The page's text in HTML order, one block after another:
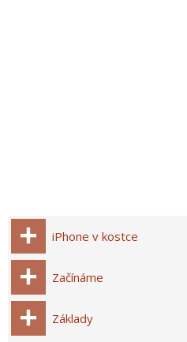
iPhone v kostce
Začínáme
Základy